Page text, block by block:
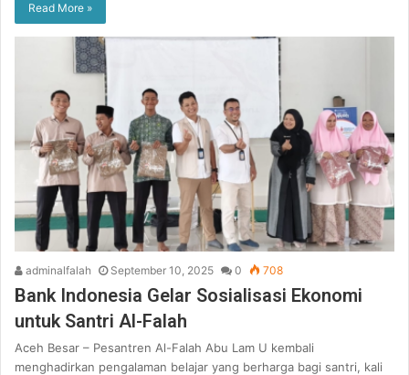
Read More »
adminalfalah September 10, 2025 0 708
Bank Indonesia Gelar Sosialisasi Ekonomi
untuk Santri Al-Falah
Aceh Besar – Pesantren Al-Falah Abu Lam U kembali
menghadirkan pengalaman belajar yang berharga bagi santri, kali